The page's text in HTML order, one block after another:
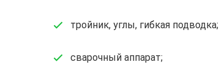
тройник, углы, гибкая подводка;
сварочный аппарат;